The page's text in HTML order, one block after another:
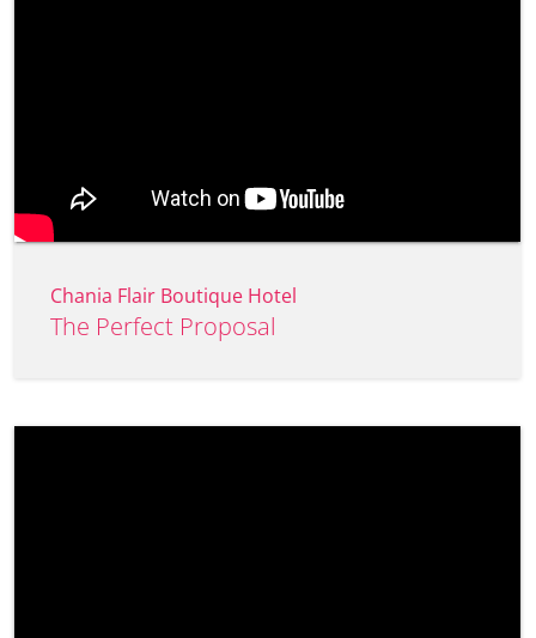
Chania Flair Boutique Hotel
The Perfect Proposal